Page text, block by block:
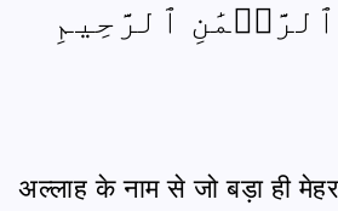
ٱلرَّحِيمِ
अल्लाह के नाम से जो बड़ा ही